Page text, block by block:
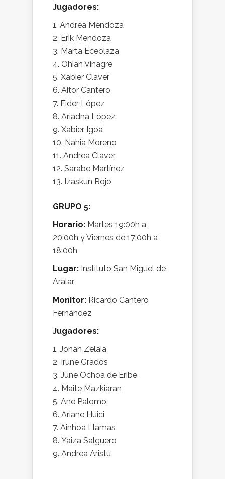
Jugadores:
Andrea Mendoza
Erik Mendoza
Marta Eceolaza
Ohian Vinagre
Xabier Claver
Aitor Cantero
Eider López
Ariadna López
Xabier Igoa
Nahia Moreno
Andrea Claver
Sarabe Martínez
Izaskun Rojo
GRUPO 5:
Horario: Martes 19:00h a
20:00h y Viernes de 17:00h a
18:00h
Lugar: Instituto San Miguel de
Aralar
Monitor: Ricardo Cantero
Fernández
Jugadores:
Jonan Zelaia
Irune Grados
June Ochoa de Eribe
Maite Mazkiaran
Ane Palomo
Ariane Huici
Ainhoa Llamas
Yaiza Salguero
Andrea Aristu